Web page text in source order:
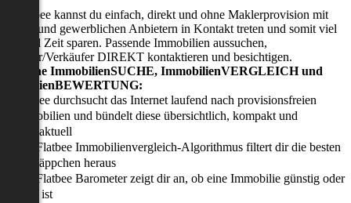
Flatbee kannst du einfach, direkt und ohne Maklerprovision mit
und gewerblichen Anbietern in Kontakt treten und somit viel
und Zeit sparen. Passende Immobilien aussuchen,
Verkäufer DIREKT kontaktieren und besichtigen.
in-one ImmobilienSUCHE, ImmobilienVERGLEICH und
Flatbee durchsucht das Internet laufend nach provisionsfreien
Immobilien und bündelt diese übersichtlich, kompakt und
tagesaktuell
Der Flatbee Immobilienvergleich-Algorithmus filtert dir die besten
Schnäppchen heraus
Der Flatbee Barometer zeigt dir an, ob eine Immobilie günstig oder
teuer ist